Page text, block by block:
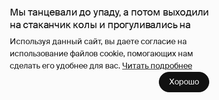
Используя данный сайт, вы даете согласие на
использование файлов cookie, помогающих нам
сделать его удобнее для вас. Читать подробнее
Хорошо
Мы танцевали до упаду, а потом выходили
на стаканчик колы и прогуливались на
холодном ветру. Чаки давал мне понять,
что хочет чего-то большего, нежели
просто иметь партнершу для танцев. Его
руки вдруг оказывались везде! Но меня
это пугало, и я была довольна, что умею